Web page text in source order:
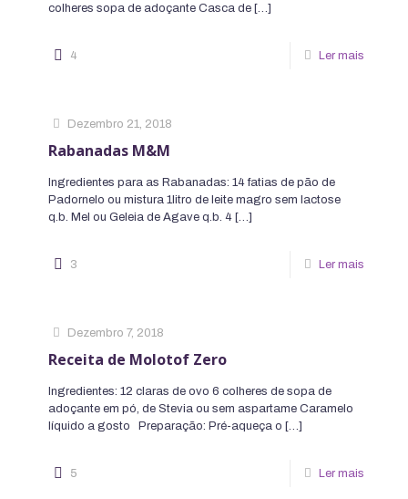
colheres sopa de adoçante Casca de […]
4 Ler mais
Dezembro 21, 2018
Rabanadas M&M
Ingredientes para as Rabanadas: 14 fatias de pão de
Padornelo ou mistura 1litro de leite magro sem lactose
q.b. Mel ou Geleia de Agave q.b. 4 […]
3 Ler mais
Dezembro 7, 2018
Receita de Molotof Zero
Ingredientes: 12 claras de ovo 6 colheres de sopa de
adoçante em pó, de Stevia ou sem aspartame Caramelo
líquido a gosto Preparação: Pré-aqueça o […]
5 Ler mais